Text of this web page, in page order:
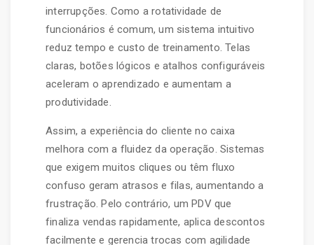
interrupções. Como a rotatividade de
funcionários é comum, um sistema intuitivo
reduz tempo e custo de treinamento. Telas
claras, botões lógicos e atalhos configuráveis
aceleram o aprendizado e aumentam a
produtividade.
Assim, a experiência do cliente no caixa
melhora com a fluidez da operação. Sistemas
que exigem muitos cliques ou têm fluxo
confuso geram atrasos e filas, aumentando a
frustração. Pelo contrário, um PDV que
finaliza vendas rapidamente, aplica descontos
facilmente e gerencia trocas com agilidade